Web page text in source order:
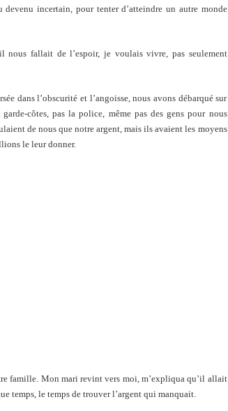
incertain, pour tenter d’atteindre un autre monde
fallait de l’espoir, je voulais vivre, pas seulement
dans l’obscurité et l’angoisse, nous avons débarqué sur
côtes, pas la police, même pas des gens pour nous
de nous que notre argent, mais ils avaient les moyens
le leur donner.
famille. Mon mari revint vers moi, m’expliqua qu’il allait
temps, le temps de trouver l’argent qui manquait.